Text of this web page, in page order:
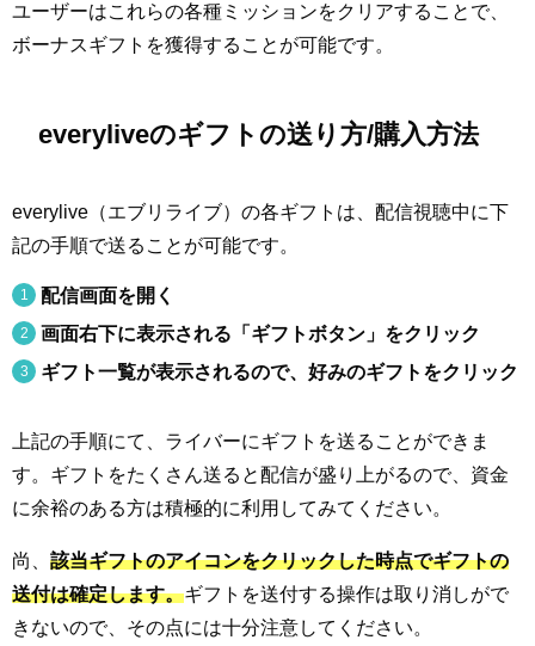
ユーザーはこれらの各種ミッションをクリアすることで、
ボーナスギフトを獲得することが可能です。
everyliveのギフトの送り方/購入方法
everylive（エブリライブ）の各ギフトは、配信視聴中に下
記の手順で送ることが可能です。
配信画面を開く
画面右下に表示される「ギフトボタン」をクリック
ギフト一覧が表示されるので、好みのギフトをクリック
上記の手順にて、ライバーにギフトを送ることができま
す。ギフトをたくさん送ると配信が盛り上がるので、資金
に余裕のある方は積極的に利用してみてください。
尚、 該当ギフトのアイコンをクリックした時点でギフトの
送付は確定します。ギフトを送付する操作は取り消しがで
きないので、その点には十分注意してください。